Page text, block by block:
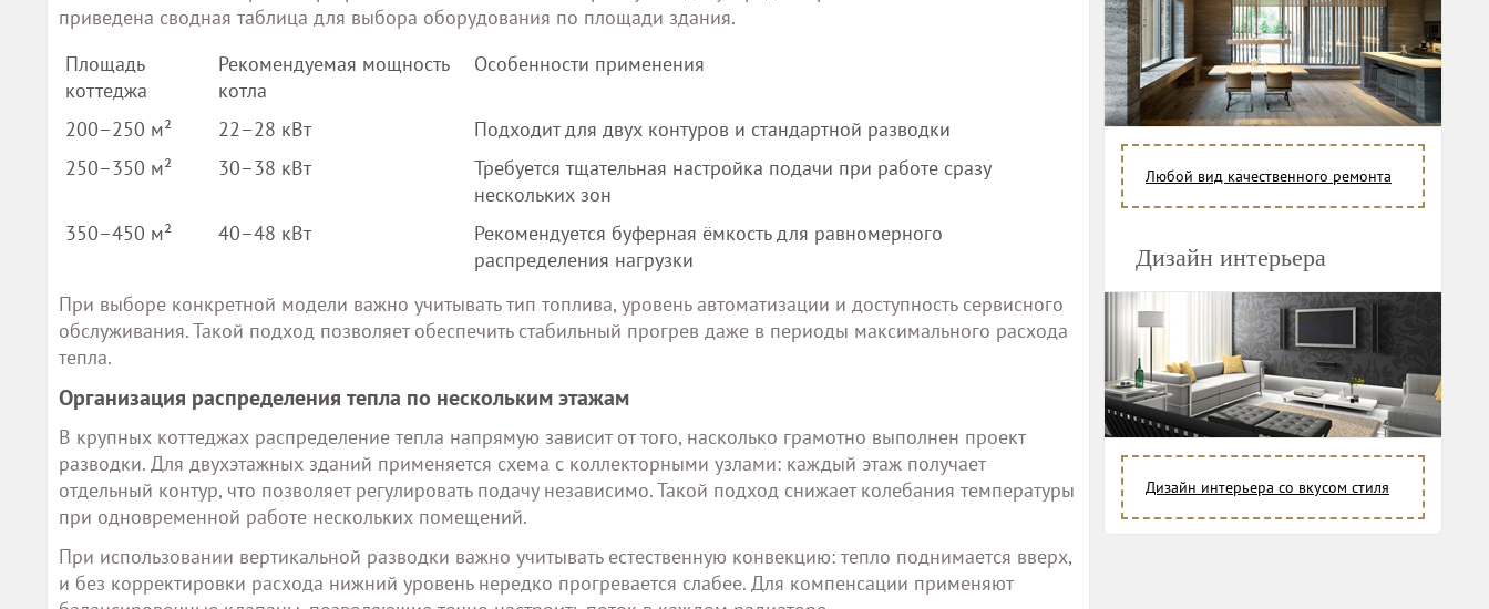
приведена сводная таблица для выбора оборудования по площади здания.
Площадь
коттеджа
Рекомендуемая мощность
котла
Особенности применения
200–250 м² 22–28 кВт
Подходит для двух контуров и стандартной разводки
250–350 м²
30–38 кВт
Требуется тщательная настройка подачи при работе сразу
нескольких зон
350–450 м²
40–48 кВт
Рекомендуется буферная ёмкость для равномерного
распределения нагрузки
При выборе конкретной модели важно учитывать тип топлива, уровень автоматизации и доступность сервисного
обслуживания. Такой подход позволяет обеспечить стабильный прогрев даже в периоды максимального расхода
тепла.
Организация распределения тепла по нескольким этажам
В крупных коттеджах распределение тепла напрямую зависит от того, насколько грамотно выполнен проект
разводки. Для двухэтажных зданий применяется схема с коллекторными узлами: каждый этаж получает
отдельный контур, что позволяет регулировать подачу независимо. Такой подход снижает колебания температуры
при одновременной работе нескольких помещений.
При использовании вертикальной разводки важно учитывать естественную конвекцию: тепло поднимается вверх,
и без корректировки расхода нижний уровень нередко прогревается слабее. Для компенсации применяют
Любой вид качественного ремонта
Дизайн интерьера
Дизайн интерьера со вкусом стиля